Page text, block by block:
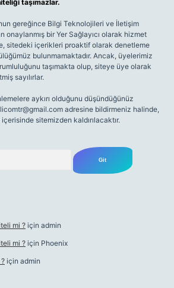
taşımazlar.
gereğince Bilgi Teknolojileri ve İletişim
onaylanmış bir Yer Sağlayıcı olarak hizmet
sitedeki içerikleri proaktif olarak denetleme
bulunmamaktadır. Ancak, üyelerimiz
taşımakta olup, siteye üye olarak
sayılırlar.
aykırı olduğunu düşündüğünüz
adresine bildirmeniz halinde,
sitemizden kaldırılacaktır.
mi ? için admin
mi ? için Phoenix
için admin